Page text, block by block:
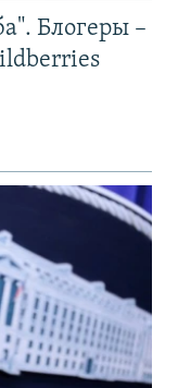
Блогеры –